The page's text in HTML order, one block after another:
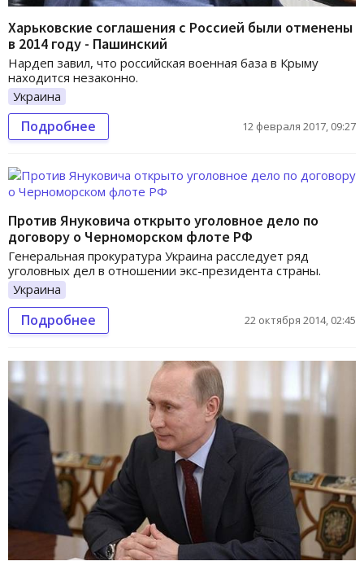
Харьковские соглашения с Россией были отменены
в 2014 году - Пашинский
Нардеп завил, что российская военная база в Крыму
находится незаконно.
Украина
Подробнее 12 февраля 2017, 09:27
Против Януковича открыто уголовное дело по
договору о Черноморском флоте РФ
Генеральная прокуратура Украина расследует ряд
уголовных дел в отношении экс-президента страны.
Украина
Подробнее 22 октября 2014, 02:45